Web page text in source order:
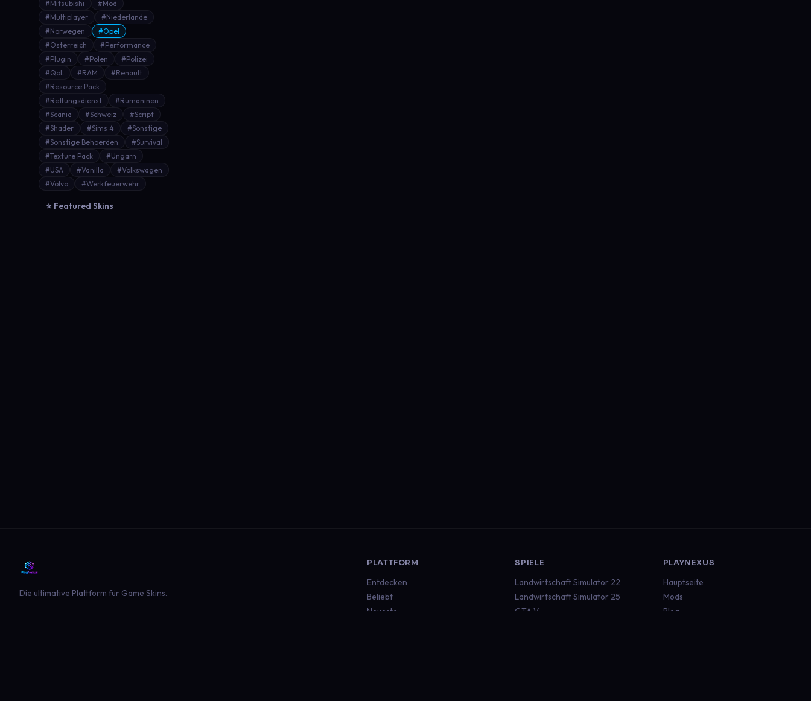
#Mitsubishi
#Mod
#Multiplayer
#Niederlande
#Norwegen
#Opel
#Österreich
#Performance
#Plugin
#Polen
#Polizei
#QoL
#RAM
#Renault
#Resource Pack
#Rettungsdienst
#Rumäninen
#Scania
#Schweiz
#Script
#Shader
#Sims 4
#Sonstige
#Sonstige Behoerden
#Survival
#Texture Pack
#Ungarn
#USA
#Vanilla
#Volkswagen
#Volvo
#Werkfeuerwehr
⭐ Featured Skins
Die ultimative Plattform für Game Skins.
PLATTFORM
Entdecken
Beliebt
Neueste
SPIELE
Landwirtschaft Simulator 22
Landwirtschaft Simulator 25
GTA V
PLAYNEXUS
Hauptseite
Mods
Blog